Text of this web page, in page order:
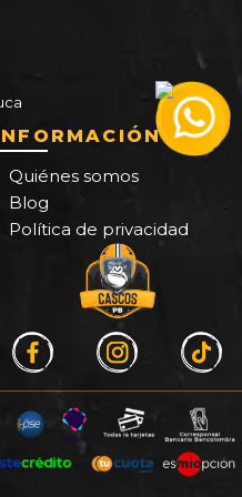
Quiénes somos
Blog
Política de privacidad